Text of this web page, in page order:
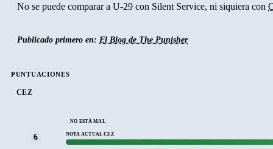
No se puede comparar a U-29 con Silent Service, ni siquiera con
Publicado primero en: El Blog de The Punisher
PUNTUACIONES
CEZ
6
NO ESTÁ MAL
NOTA ACTUAL CEZ